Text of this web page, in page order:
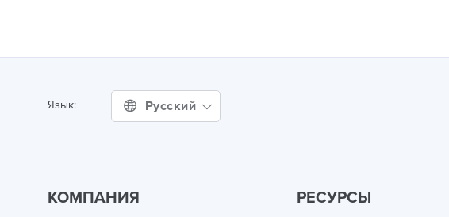
Язык: Русский
КОМПАНИЯ РЕСУРСЫ